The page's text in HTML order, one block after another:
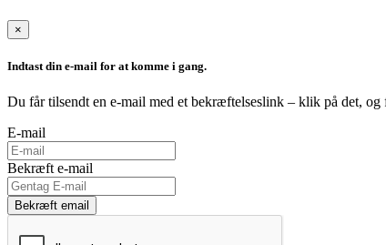
×
Indtast din e-mail for at komme i gang.
Du får tilsendt en e-mail med et bekræftelseslink – klik på det,
E-mail
Bekræft e-mail
Bekræft email